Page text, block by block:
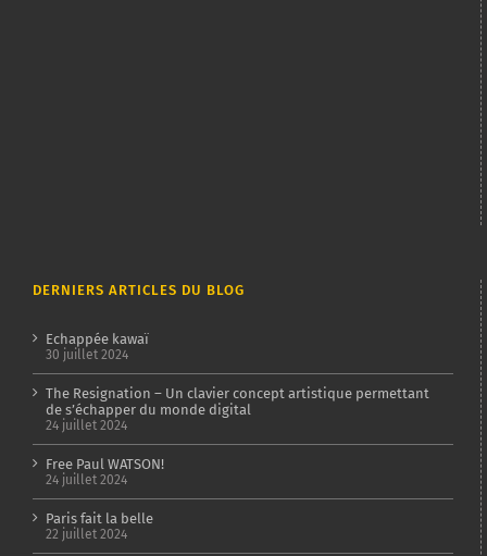
DERNIERS ARTICLES DU BLOG
Echappée kawaï
30 juillet 2024
The Resignation – Un clavier concept artistique permettant
de s’échapper du monde digital
24 juillet 2024
Free Paul WATSON!
24 juillet 2024
Paris fait la belle
22 juillet 2024